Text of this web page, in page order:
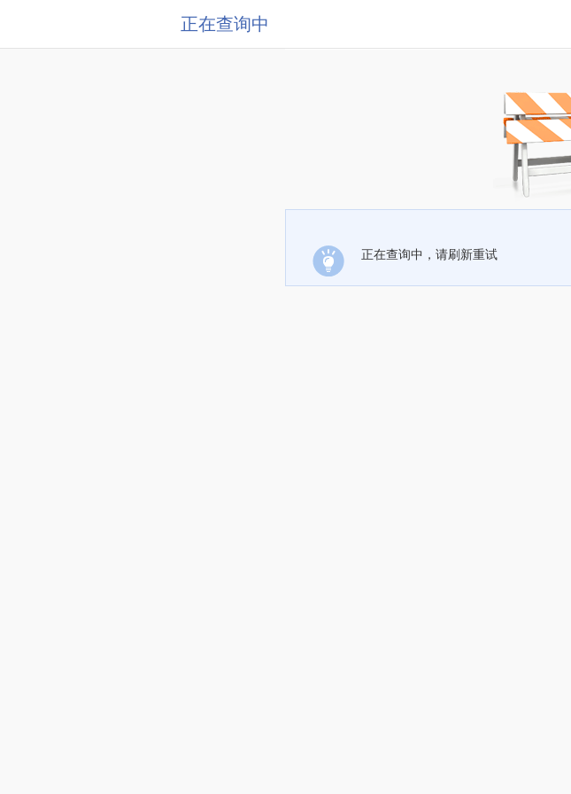
正在查询中
正在查询中，请刷新重试